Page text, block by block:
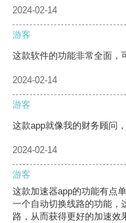
2024-02-14
游客
这款软件的功能非常全面，
2024-02-14
游客
这款app就像我的财务顾问
2024-02-14
游客
这款加速器app的功能有点
一个自动切换线路的功能，
路，从而获得更好的加速效